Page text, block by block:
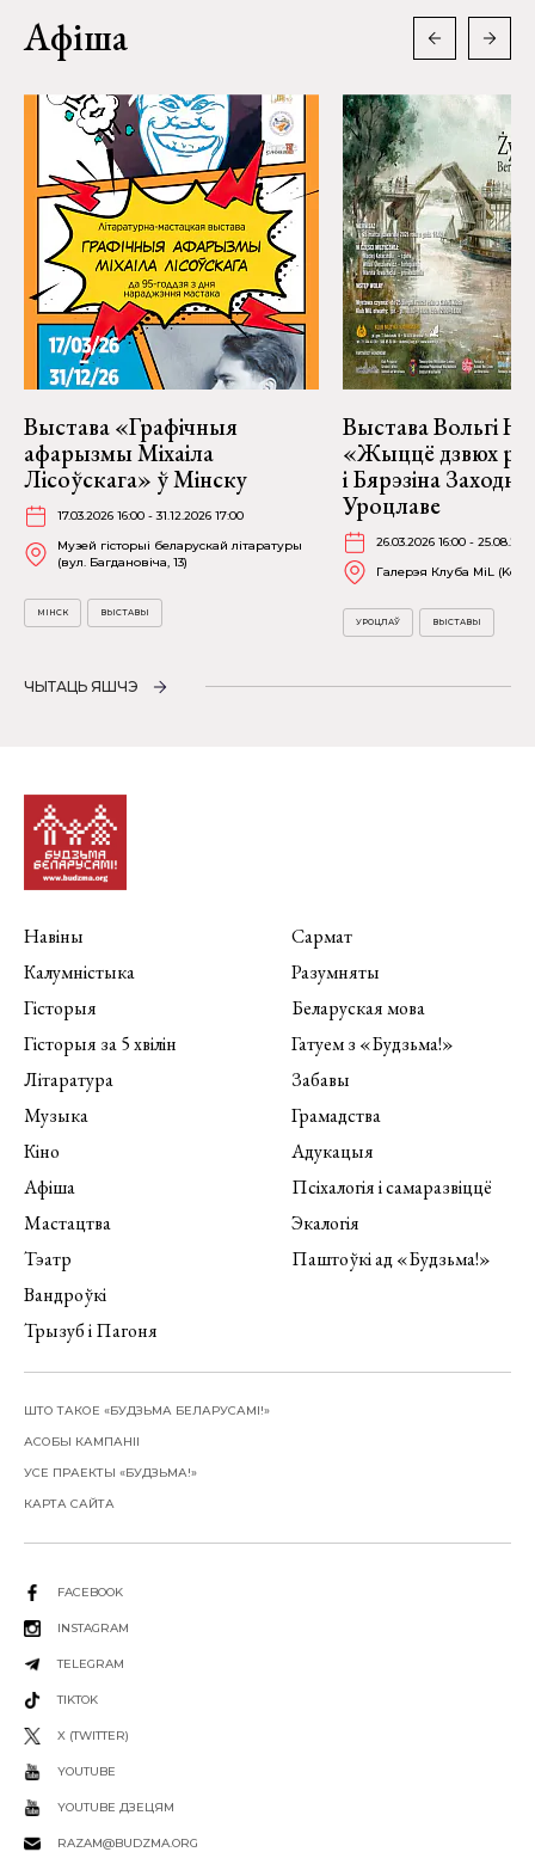
Афіша
Выстава «Графічныя
афарызмы Міхаіла
Лісоўскага» ў Мінску
17.03.2026 16:00 - 31.12.2026 17:00
Музей гісторыі беларускай літаратуры
(вул. Багдановіча, 13)
МІНСК ВЫСТАВЫ
Выстава Вольгі
«Жыццё дзвюх
і Бярэзіна
Уроцлаве
26.03.2026 16:00 -
Галерэя Клуба MiL
УРОЦЛАЎ ВЫСТАВЫ
ЧЫТАЦЬ ЯШЧЭ
Навіны
Калумністыка
Гісторыя
Гісторыя за 5 хвілін
Літаратура
Музыка
Кіно
Афіша
Мастацтва
Тэатр
Вандроўкі
Трызуб і Пагоня
Сармат
Разумняты
Беларуская мова
Гатуем з «Будзьма!»
Забавы
Грамадства
Адукацыя
Псіхалогія і самаразвіццё
Экалогія
Паштоўкі ад «Будзьма!»
ШТО ТАКОЕ «БУДЗЬМА БЕЛАРУСАМІ!»
АСОБЫ КАМПАНІІ
УСЕ ПРАЕКТЫ «БУДЗЬМА!»
КАРТА САЙТА
FACEBOOK
INSTAGRAM
TELEGRAM
TIKTOK
X (TWITTER)
YOUTUBE
YOUTUBE ДЗЕЦЯМ
RAZAM@BUDZMA.ORG